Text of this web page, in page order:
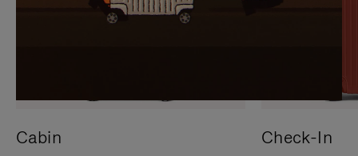
OP
Cabin Check-In